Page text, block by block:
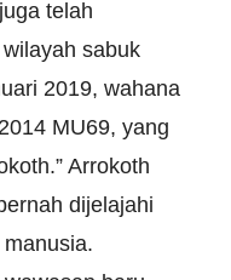
telah
sabuk
2019, wahana
MU69, yang
Arrokoth
dijelajahi